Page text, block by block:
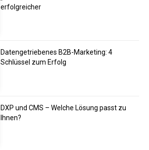
erfolgreicher
Datengetriebenes B2B-Marketing: 4
Schlüssel zum Erfolg
DXP und CMS – Welche Lösung passt zu
Ihnen?